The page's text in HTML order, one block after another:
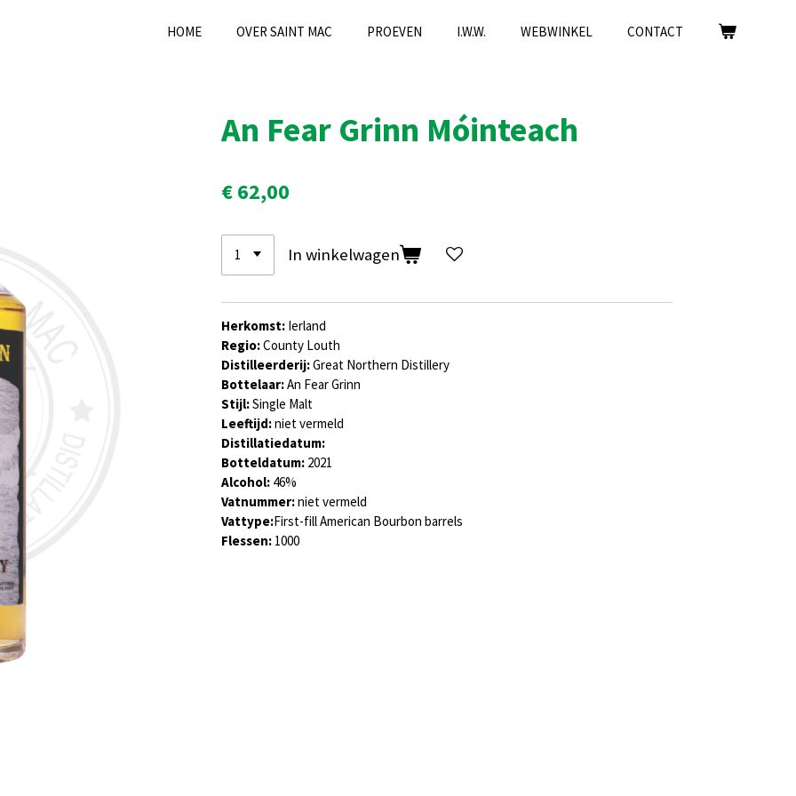
HOME OVER SAINT MAC PROEVEN I.W.W. WEBWINKEL CONTACT
An Fear Grinn Móinteach
€ 62,00
In winkelwagen
Herkomst: Ierland
Regio:County Louth
Distilleerderij:Great Northern Distillery
Bottelaar:An Fear Grinn
Stijl:Single Malt
Leeftijd:niet vermeld
Distillatiedatum:
Botteldatum: 2021
Alcohol: 46%
Vatnummer:niet vermeld
Vattype:First-fill American Bourbon barrels
Flessen: 1000